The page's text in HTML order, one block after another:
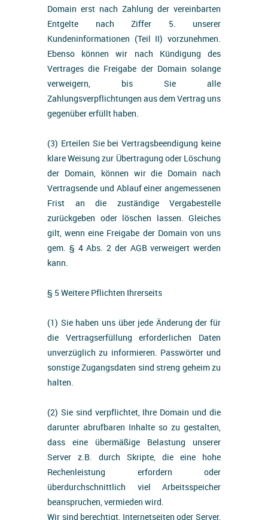
Domain erst nach Zahlung der vereinbarten
Entgelte nach Ziffer 5. unserer
Kundeninformationen (Teil II) vorzunehmen.
Ebenso können wir nach Kündigung des
Vertrages die Freigabe der Domain solange
verweigern, bis Sie alle
Zahlungsverpflichtungen aus dem Vertrag uns
gegenüber erfüllt haben.
(3) Erteilen Sie bei Vertragsbeendigung keine
klare Weisung zur Übertragung oder Löschung
der Domain, können wir die Domain nach
Vertragsende und Ablauf einer angemessenen
Frist an die zuständige Vergabestelle
zurückgeben oder löschen lassen. Gleiches
gilt, wenn eine Freigabe der Domain von uns
gem. § 4 Abs. 2 der AGB verweigert werden
kann.
§ 5 Weitere Pflichten Ihrerseits
(1) Sie haben uns über jede Änderung der für
die Vertragserfüllung erforderlichen Daten
unverzüglich zu informieren. Passwörter und
sonstige Zugangsdaten sind streng geheim zu
halten.
(2) Sie sind verpflichtet, Ihre Domain und die
darunter abrufbaren Inhalte so zu gestalten,
dass eine übermäßige Belastung unserer
Server z.B. durch Skripte, die eine hohe
Rechenleistung erfordern oder
überdurchschnittlich viel Arbeitsspeicher
beanspruchen, vermieden wird.
Wir sind berechtigt, Internetseiten oder Server,